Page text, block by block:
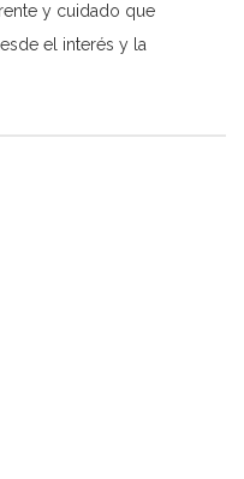
y cuidado que
el interés y la